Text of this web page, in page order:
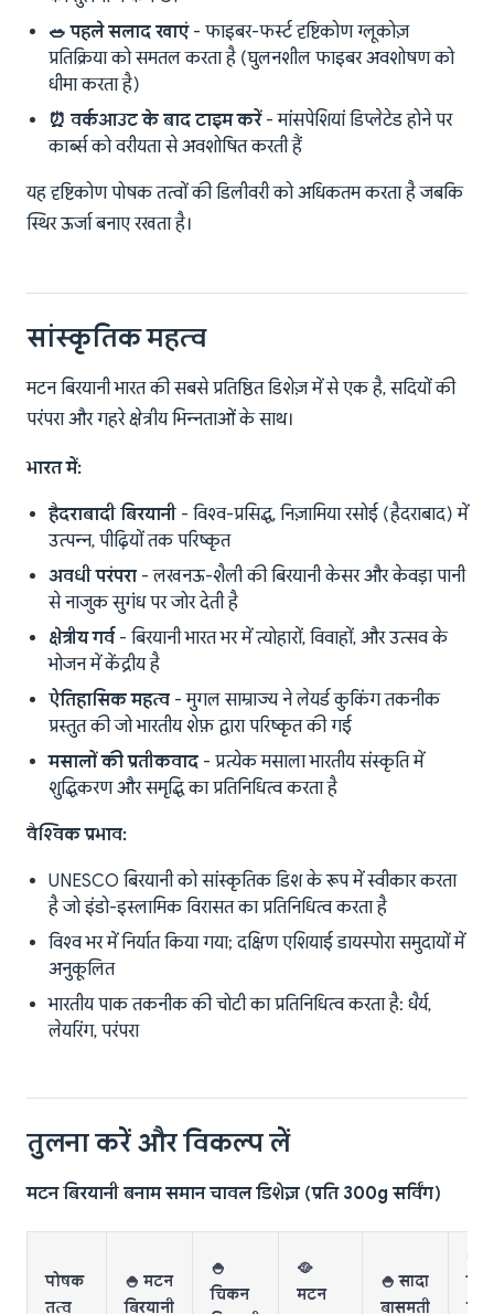
🥗 पहले सलाद खाएं- फाइबर-फर्स्ट दृष्टिकोण ग्लूकोज़
प्रतिक्रिया को समतल करता है (घुलनशील फाइबर अवशोषण को
धीमा करता है)
⏰ वर्कआउट के बाद टाइम करें- मांसपेशियां डिप्लेटेड होने पर
कार्ब्स को वरीयता से अवशोषित करती हैं
यह दृष्टिकोण पोषक तत्वों की डिलीवरी को अधिकतम करता है जबकि
स्थिर ऊर्जा बनाए रखता है।
सांस्कृतिक महत्व
मटन बिरयानी भारत की सबसे प्रतिष्ठित डिशेज़ में से एक है, सदियों की
परंपरा और गहरे क्षेत्रीय भिन्नताओं के साथ।
भारत में:
हैदराबादी बिरयानी - विश्व-प्रसिद्ध, निज़ामिया रसोई (हैदराबाद) में
उत्पन्न, पीढ़ियों तक परिष्कृत
अवधी परंपरा - लखनऊ-शैली की बिरयानी केसर और केवड़ा पानी
से नाजुक सुगंध पर जोर देती है
क्षेत्रीय गर्व - बिरयानी भारत भर में त्योहारों, विवाहों, और उत्सव के
भोजन में केंद्रीय है
ऐतिहासिक महत्व - मुगल साम्राज्य ने लेयर्ड कुकिंग तकनीक
प्रस्तुत की जो भारतीय शेफ़ द्वारा परिष्कृत की गई
मसालों की प्रतीकवाद - प्रत्येक मसाला भारतीय संस्कृति में
शुद्धिकरण और समृद्धि का प्रतिनिधित्व करता है
वैश्विक प्रभाव:
UNESCO बिरयानी को सांस्कृतिक डिश के रूप में स्वीकार करता
है जो इंडो-इस्लामिक विरासत का प्रतिनिधित्व करता है
विश्व भर में निर्यात किया गया; दक्षिण एशियाई डायस्पोरा समुदायों में
अनुकूलित
भारतीय पाक तकनीक की चोटी का प्रतिनिधित्व करता है: धैर्य,
लेयरिंग, परंपरा
तुलना करें और विकल्प लें
मटन बिरयानी बनाम समान चावल डिशेज़ (प्रति 300g सर्विंग)
पोषक
तत्व
🍚 मटन
बिरयानी
🍚
चिकन
🥘
मटन
🍚 सादा
बासमती
🍝